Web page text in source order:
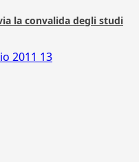
la convalida degli studi
2011 13